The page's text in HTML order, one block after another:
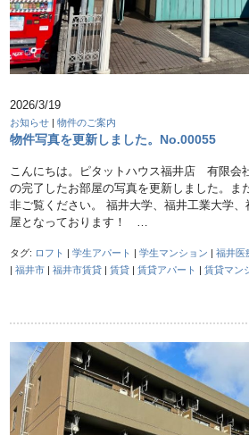
2026/3/19
お知らせ |物件のご案内
物件写真を更新しました。No.00055
こんにちは。ピタットハウス福井店 有限会
の完了したお部屋の写真を更新しました。ま
非ご覧ください。 福井大学、福井工業大学
屋となっております！ …
タグ: ロフト |学生アパート |学生マンション |福井医
|福井市 |福井市賃貸 |賃貸 |賃貸アパート |賃貸マン